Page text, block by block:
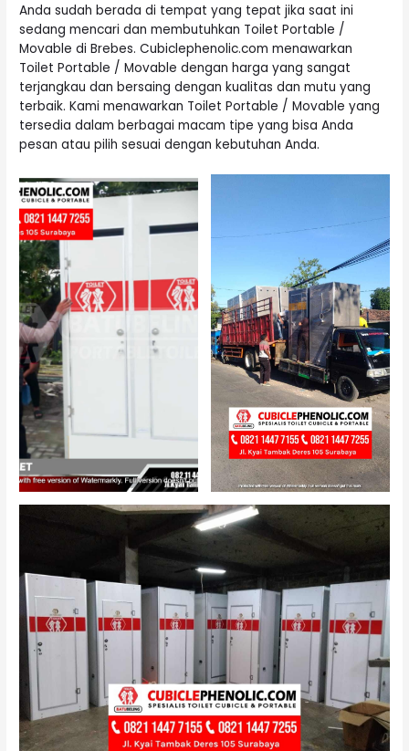
Anda sudah berada di tempat yang tepat jika saat ini
sedang mencari dan membutuhkan Toilet Portable /
Movable di Brebes. Cubiclephenolic.com menawarkan
Toilet Portable / Movable dengan harga yang sangat
terjangkau dan bersaing dengan kualitas dan mutu yang
terbaik. Kami menawarkan Toilet Portable / Movable yang
tersedia dalam berbagai macam tipe yang bisa Anda
pesan atau pilih sesuai dengan kebutuhan Anda.